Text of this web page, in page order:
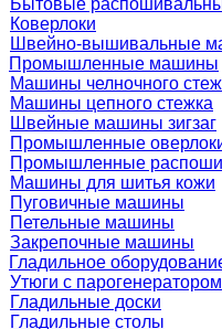
Бытовые
Коверлоки
Швейно-вышивальные
Промышленные машины
Машины челночного
Машины цепного стежка
Швейные машины зигзаг
Промышленные
Промышленные
Машины для шитья кожи
Пуговичные машины
Петельные машины
Закрепочные машины
Гладильное
Утюги с парогенератором
Гладильные доски
Гладильные столы